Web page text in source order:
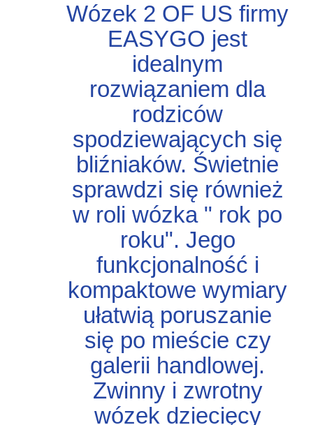
Wózek 2 OF US firmy
EASYGO jest
idealnym
rozwiązaniem dla
rodziców
spodziewających się
bliźniaków. Świetnie
sprawdzi się również
w roli wózka " rok po
roku". Jego
funkcjonalność i
kompaktowe wymiary
ułatwią poruszanie
się po mieście czy
galerii handlowej.
Zwinny i zwrotny
wózek dziecięcy